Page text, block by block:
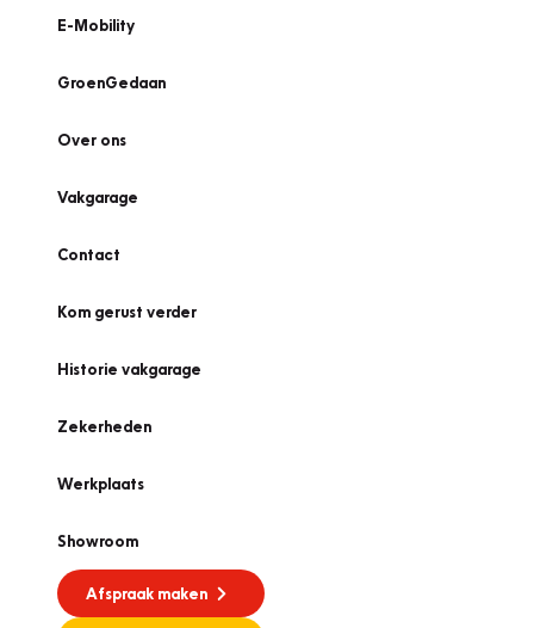
E-Mobility
GroenGedaan
Over ons
Vakgarage
Contact
Kom gerust verder
Historie vakgarage
Zekerheden
Werkplaats
Showroom
Afspraak maken